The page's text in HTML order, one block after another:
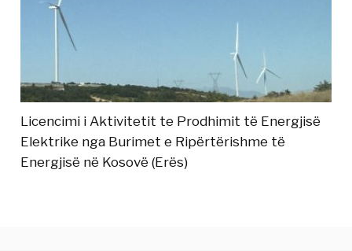
Licencimi i Aktivitetit te Prodhimit të Energjisë
Elektrike nga Burimet e Ripërtërishme të
Energjisë në Kosovë (Erës)